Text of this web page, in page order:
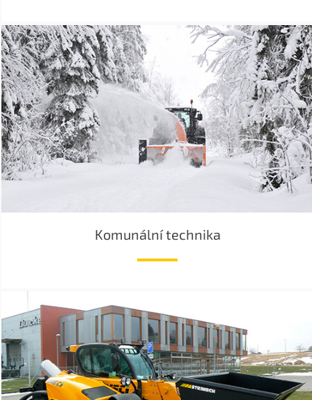
Komunální technika